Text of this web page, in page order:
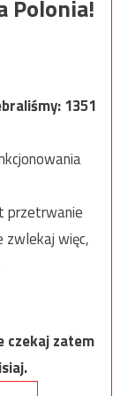
Polonia!
1351
przetrwanie
zwlekaj więc,
czekaj zatem